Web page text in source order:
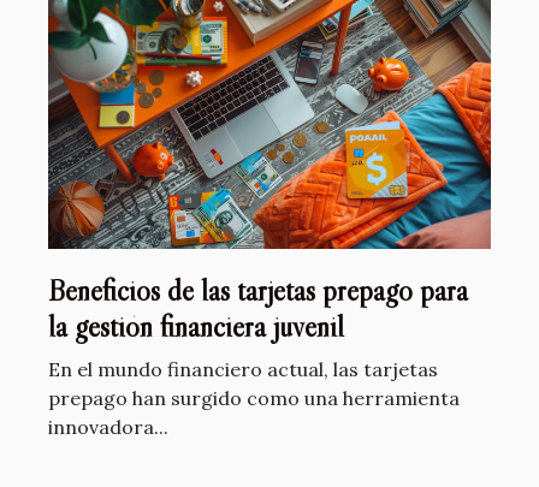
Beneficios de las tarjetas prepago para
la gestión financiera juvenil
En el mundo financiero actual, las tarjetas
prepago han surgido como una herramienta
innovadora...